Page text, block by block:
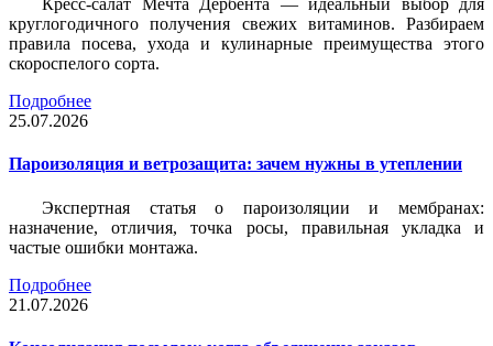
Кресс-салат Мечта Дербента — идеальный выбор для
круглогодичного получения свежих витаминов. Разбираем
правила посева, ухода и кулинарные преимущества этого
скороспелого сорта.
Подробнее
25.07.2026
Пароизоляция и ветрозащита: зачем нужны в утеплении
Экспертная статья о пароизоляции и мембранах:
назначение, отличия, точка росы, правильная укладка и
частые ошибки монтажа.
Подробнее
21.07.2026